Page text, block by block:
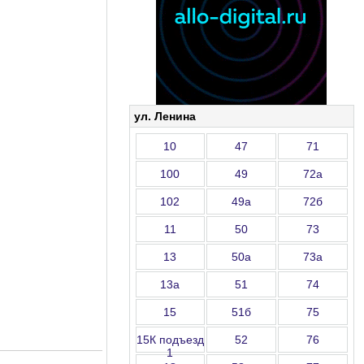
ул. Ленина
10 47 71
100 49 72а
102 49а 72б
11 50 73
13 50а 73а
13а 51 74
15 51б 75
15К подъезд
1
52 76